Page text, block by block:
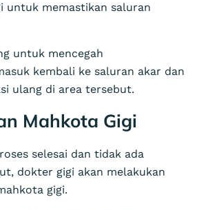
untuk memastikan saluran
untuk mencegah
kembali ke saluran akar dan
ulang di area tersebut.
Mahkota Gigi
selesai dan tidak ada
dokter gigi akan melakukan
gigi.